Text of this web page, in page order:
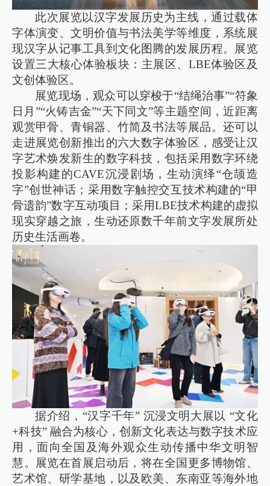
此次展览以汉字发展历史为主线，通过载体
字体演变、文明价值与书法美学等维度，系统展
现汉字从记事工具到文化图腾的发展历程。展览
设置三大核心体验板块：主展区、LBE体验区及
文创体验区。
展览现场，观众可以穿梭于“结绳治事”“符象
日月”“火铸吉金”“天下同文”等主题空间，近距离
观赏甲骨、青铜器、竹简及书法等展品。还可以
走进展览创新推出的六大数字体验区，感受让汉
字艺术焕发新生的数字科技，包括采用数字环绕
投影构建的CAVE沉浸剧场，生动演绎“仓颉造
字”创世神话；采用数字触控交互技术构建的“甲
骨遗韵”数字互动项目；采用LBE技术构建的虚拟
现实穿越之旅，生动还原数千年前文字发展所处
历史生活画卷。
据介绍，“汉字千年” 沉浸文明大展以 “文化
+科技” 融合为核心，创新文化表达与数字技术应
用，面向全国及海外观众生动传播中华文明智
慧。展览在首展启动后，将在全国更多博物馆、
艺术馆、研学基地，以及欧美、东南亚等海外地